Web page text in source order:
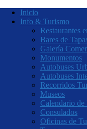
Inicio
Info & Turismo
Restaurantes
Bares de
Galería
Monumentos
Autobuses
Autobuses
Recorridos
Museos
Calendario de
Consulados
Oficinas de